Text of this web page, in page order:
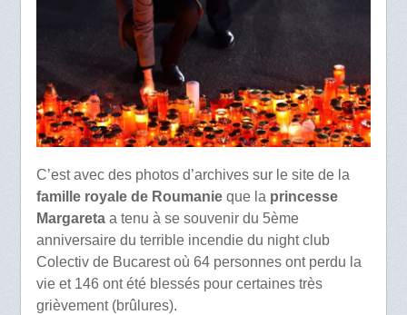
C’est avec des photos d’archives sur le site de la
famille royale de Roumanieque la princesse
Margaretaa tenu à se souvenir du 5ème
anniversaire du terrible incendie du night club
Colectiv de Bucarest où 64 personnes ont perdu la
vie et 146 ont été blessés pour certaines très
grièvement (brûlures).